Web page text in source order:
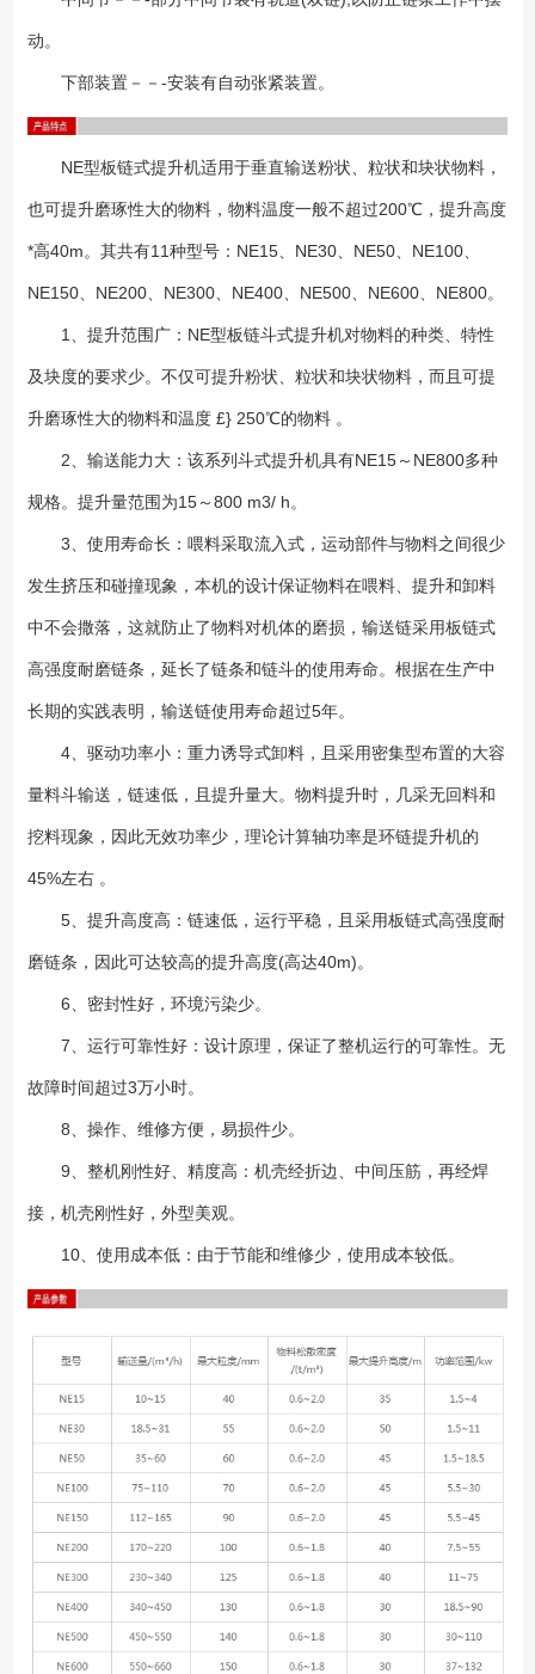
动。
下部装置－－-安装有自动张紧装置。
NE型板链式提升机适用于垂直输送粉状、粒状和块状物料，
也可提升磨琢性大的物料，物料温度一般不超过200℃，提升高度
*高40m。其共有11种型号：NE15、NE30、NE50、NE100、
NE150、NE200、NE300、NE400、NE500、NE600、NE800。
1、提升范围广：NE型板链斗式提升机对物料的种类、特性
及块度的要求少。不仅可提升粉状、粒状和块状物料，而且可提
升磨琢性大的物料和温度 £} 250℃的物料 。
2、输送能力大：该系列斗式提升机具有NE15～NE800多种
规格。提升量范围为15～800 m3/ h。
3、使用寿命长：喂料采取流入式，运动部件与物料之间很少
发生挤压和碰撞现象，本机的设计保证物料在喂料、提升和卸料
中不会撒落，这就防止了物料对机体的磨损，输送链采用板链式
高强度耐磨链条，延长了链条和链斗的使用寿命。根据在生产中
长期的实践表明，输送链使用寿命超过5年。
4、驱动功率小：重力诱导式卸料，且采用密集型布置的大容
量料斗输送，链速低，且提升量大。物料提升时，几采无回料和
挖料现象，因此无效功率少，理论计算轴功率是环链提升机的
45%左右 。
5、提升高度高：链速低，运行平稳，且采用板链式高强度耐
磨链条，因此可达较高的提升高度(高达40m)。
6、密封性好，环境污染少。
7、运行可靠性好：设计原理，保证了整机运行的可靠性。无
故障时间超过3万小时。
8、操作、维修方便，易损件少。
9、整机刚性好、精度高：机壳经折边、中间压筋，再经焊
接，机壳刚性好，外型美观。
10、使用成本低：由于节能和维修少，使用成本较低。